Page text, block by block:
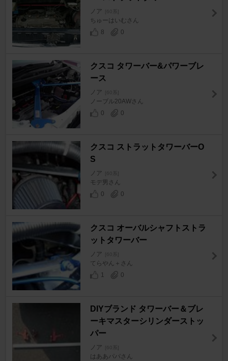
ノア [60系]
ちゅーはいむさん
8
0
クスコ タワーバー&パワーブレ
ース
ノア [60系]
ノーブル20AWさん
0
0
クスコ ストラットタワーバーO
S
ノア [60系]
モデ男さん
0
0
クスコ オーバルシャフトストラ
ットタワーバー
ノア [60系]
てらやん＋さん
1
0
DIYブランド タワーバー＆ブレ
ーキマスターシリンダーストッ
パー
ノア [60系]
はああパパさん